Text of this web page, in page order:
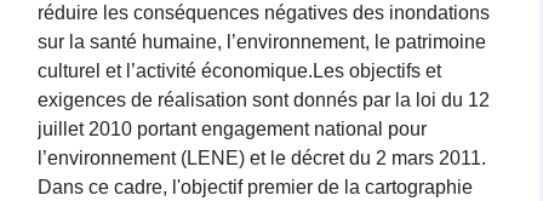
réduire les conséquences négatives des inondations
sur la santé humaine, l’environnement, le patrimoine
culturel et l’activité économique.Les objectifs et
exigences de réalisation sont donnés par la loi du 12
juillet 2010 portant engagement national pour
l’environnement (LENE) et le décret du 2 mars 2011.
Dans ce cadre, l'objectif premier de la cartographie